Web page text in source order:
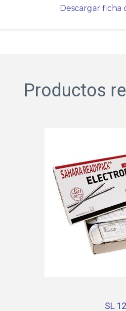
Descargar ficha
Productos
SL